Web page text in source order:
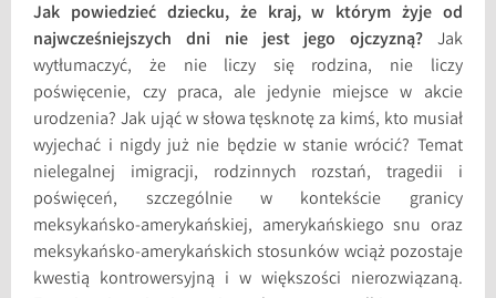
Jak powiedzieć dziecku, że kraj, w którym żyje od
najwcześniejszych dni nie jest jego ojczyzną?Jak
wytłumaczyć, że nie liczy się rodzina, nie liczy
poświęcenie, czy praca, ale jedynie miejsce w akcie
urodzenia? Jak ująć w słowa tęsknotę za kimś, kto musiał
wyjechać i nigdy już nie będzie w stanie wrócić? Temat
nielegalnej imigracji, rodzinnych rozstań, tragedii i
poświęceń, szczególnie w kontekście granicy
meksykańsko-amerykańskiej, amerykańskiego snu oraz
meksykańsko-amerykańskich stosunków wciąż pozostaje
kwestią kontrowersyjną i w większości nierozwiązaną.